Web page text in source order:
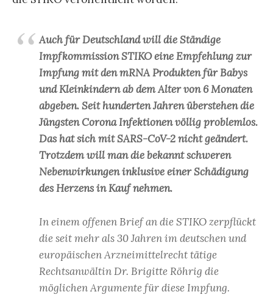
Auch für Deutschland will die Ständige
Impfkommission STIKO eine Empfehlung zur
Impfung mit den mRNA Produkten für Babys
und Kleinkindern ab dem Alter von 6 Monaten
abgeben. Seit hunderten Jahren überstehen die
Jüngsten Corona Infektionen völlig problemlos.
Das hat sich mit SARS-CoV-2 nicht geändert.
Trotzdem will man die bekannt schweren
Nebenwirkungen inklusive einer Schädigung
des Herzens in Kauf nehmen.
In einem offenen Brief an die STIKO zerpflückt
die seit mehr als 30 Jahren im deutschen und
europäischen Arzneimittelrecht tätige
Rechtsanwältin Dr. Brigitte Röhrig die
möglichen Argumente für diese Impfung.